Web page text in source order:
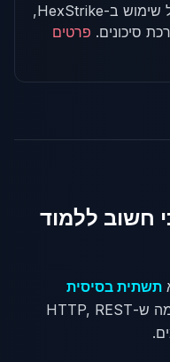
(מודול 7) - כולל הדגמות חיות של שימוש ב-HexStrike,
פרטים
חשוב ללמוד
תשתית בסיסית
שתישאר איתנו לעשור הבא, דומה למה ש-HTTP, REST